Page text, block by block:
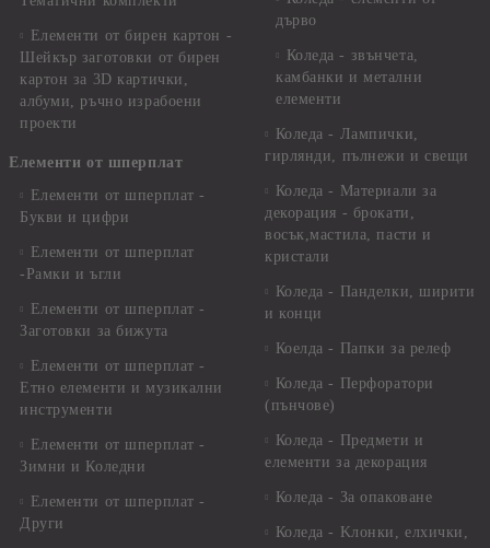
Елементи от бирен картон -
Шейкър заготовки от бирен
картон за 3D картички,
албуми, ръчно израбоени
проекти
Елементи от шперплат
Елементи от шперплат -
Букви и цифри
Елементи от шперплат
-Рамки и ъгли
Елементи от шперплат -
Заготовки за бижута
Елементи от шперплат -
Етно елементи и музикални
инструменти
Елементи от шперплат -
Зимни и Коледни
Елементи от шперплат -
Други
дърво
Коледа - звънчета,
камбанки и метални
елементи
Коледа - Лампички,
гирлянди, пълнежи и свещи
Коледа - Материали за
декорация - брокати,
восък,мастила, пасти и
кристали
Коледа - Панделки, ширити
и конци
Коелда - Папки за релеф
Коледа - Перфоратори
(пънчове)
Коледа - Предмети и
елементи за декорация
Коледа - За опаковане
Коледа - Kлонки, елхички,